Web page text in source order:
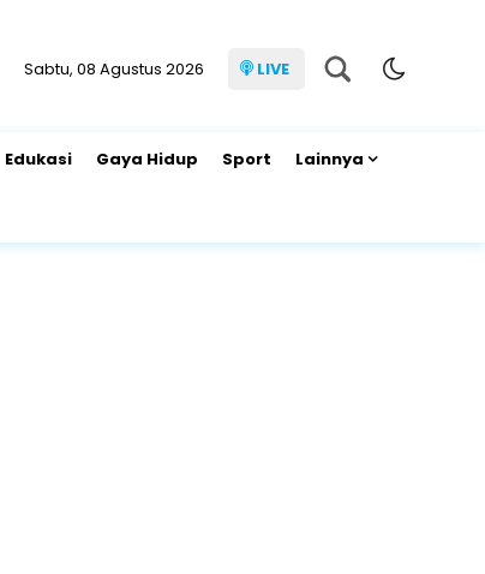
Sabtu, 08 Agustus 2026 LIVE
Edukasi Gaya Hidup Sport Lainnya